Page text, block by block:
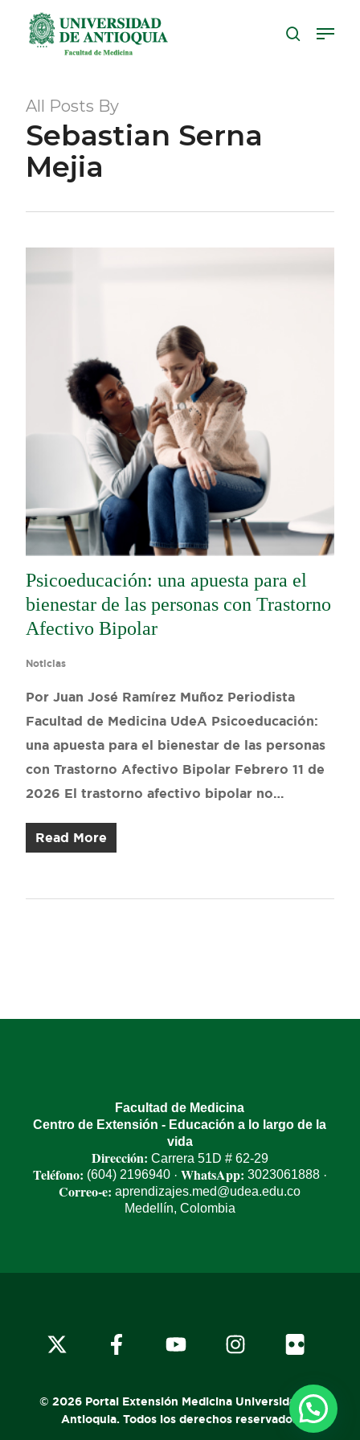
search
Menu
All Posts By
Sebastian Serna
Mejia
Psicoeducación: una apuesta para el
bienestar de las personas con Trastorno
Afectivo Bipolar
Noticias
Por Juan José Ramírez Muñoz Periodista
Facultad de Medicina UdeA Psicoeducación:
una apuesta para el bienestar de las personas
con Trastorno Afectivo Bipolar Febrero 11 de
2026 El trastorno afectivo bipolar no…
Read More
Facultad de Medicina
Centro de Extensión - Educación a lo largo de la
vida
Dirección: Carrera 51D # 62-29
Teléfono: (604) 2196940· WhatsApp: 3023061888·
Correo-e: aprendizajes.med@udea.edu.co
Medellín, Colombia
x-
facebook instagram flickr
© 2026 Portal Extensión Medicina Universidad de
Antioquia. Todos los derechos reservados